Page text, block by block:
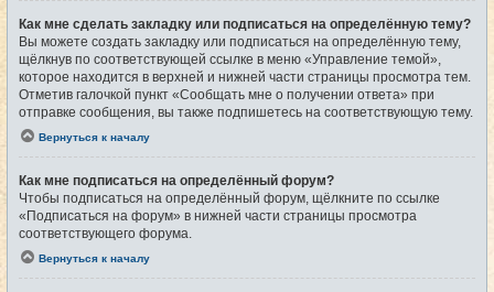
Как мне сделать закладку или подписаться на определённую тему?
Вы можете создать закладку или подписаться на определённую тему,
щёлкнув по соответствующей ссылке в меню «Управление темой»,
которое находится в верхней и нижней части страницы просмотра тем.
Отметив галочкой пункт «Сообщать мне о получении ответа» при
отправке сообщения, вы также подпишетесь на соответствующую тему.
Вернуться к началу
Как мне подписаться на определённый форум?
Чтобы подписаться на определённый форум, щёлкните по ссылке
«Подписаться на форум» в нижней части страницы просмотра
соответствующего форума.
Вернуться к началу